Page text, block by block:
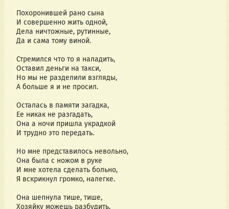
Похоронившей рано сына
И совершенно жить одной,
Дела ничтожные, рутинные,
Да и сама тому виной.
Стремился что то я наладить,
Оставил деньги на такси,
Но мы не разделили взгляды,
А больше я и не просил.
Осталась в памяти загадка,
Ее никак не разгадать,
Она а ночи пришла украдкой
И трудно это передать.
Но мне представилось невольно,
Она была с ножом в руке
И мне хотела сделать больно,
Я вскрикнул громко, налегке.
Она шепнула тише, тише,
Хозяйку можешь разбудить,